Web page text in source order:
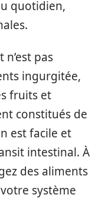
quotidien,
pas
ingurgitée,
fruits et
constitués de
est facile et
intestinal. À
des aliments
système